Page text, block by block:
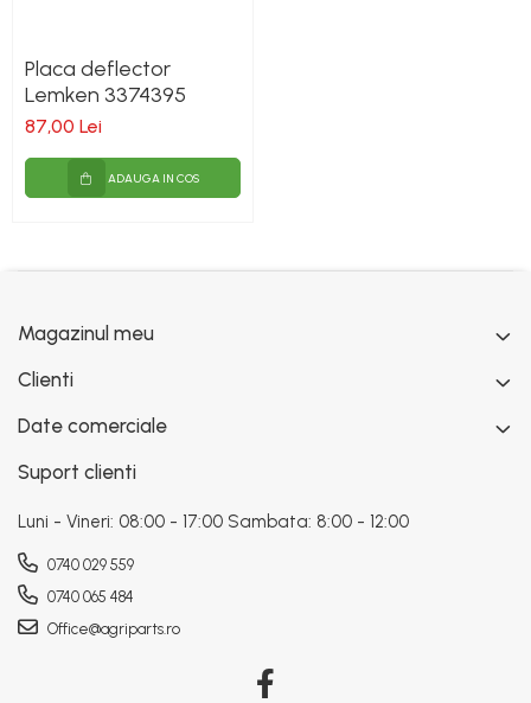
Placa deflector
Lemken 3374395
87,00 Lei
ADAUGA IN COS
Magazinul meu
Clienti
Date comerciale
Suport clienti
Luni - Vineri: 08:00 - 17:00 Sambata: 8:00 - 12:00
0740 029 559
0740 065 484
Office@agriparts.ro